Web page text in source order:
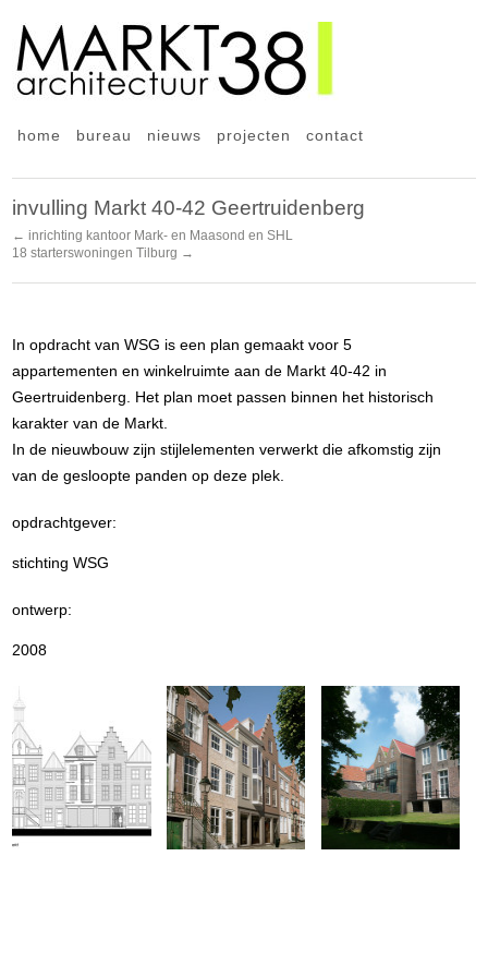
home bureau nieuws projecten contact
invulling Markt 40-42 Geertruidenberg
← inrichting kantoor Mark- en Maasond en SHL
18 starterswoningen Tilburg →
In opdracht van WSG is een plan gemaakt voor 5
appartementen en winkelruimte aan de Markt 40-42 in
Geertruidenberg. Het plan moet passen binnen het historisch
karakter van de Markt.
In de nieuwbouw zijn stijlelementen verwerkt die afkomstig zijn
van de gesloopte panden op deze plek.
opdrachtgever:
stichting WSG
ontwerp:
2008